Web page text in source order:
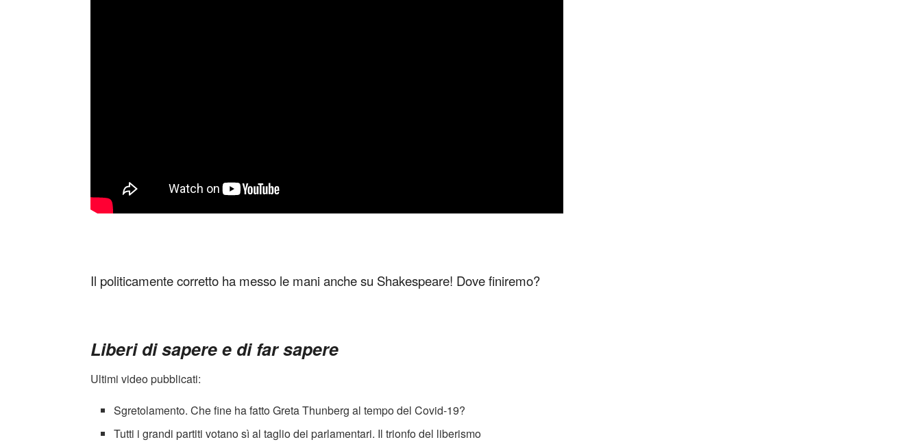
Il politicamente corretto ha messo le mani anche su Shakespeare! Dove finiremo?
Liberi di sapere e di far sapere
Ultimi video pubblicati:
Sgretolamento. Che fine ha fatto Greta Thunberg al tempo del Covid-19?
Tutti i grandi partiti votano sì al taglio dei parlamentari. Il trionfo del liberismo